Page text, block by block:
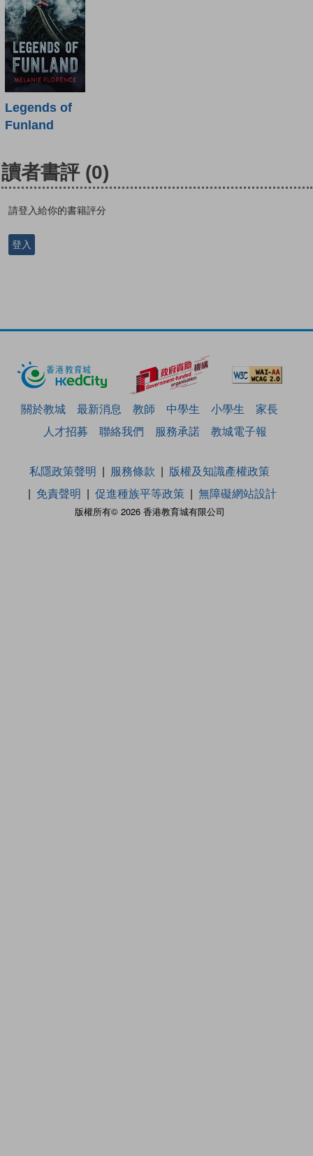
Legends of
Funland
讀者書評 (0)
請登入給你的書籍評分
登入
關於教城 最新消息 教師 中學生 小學生
家長
人才招募
聯絡我們 服務承諾 教城電子報
版權所有© 2026 香港教育城有限公司
私隱政策聲明 服務條款
版權及知識產權政策
免責聲明
促進種族平等政策 無障礙網站設計